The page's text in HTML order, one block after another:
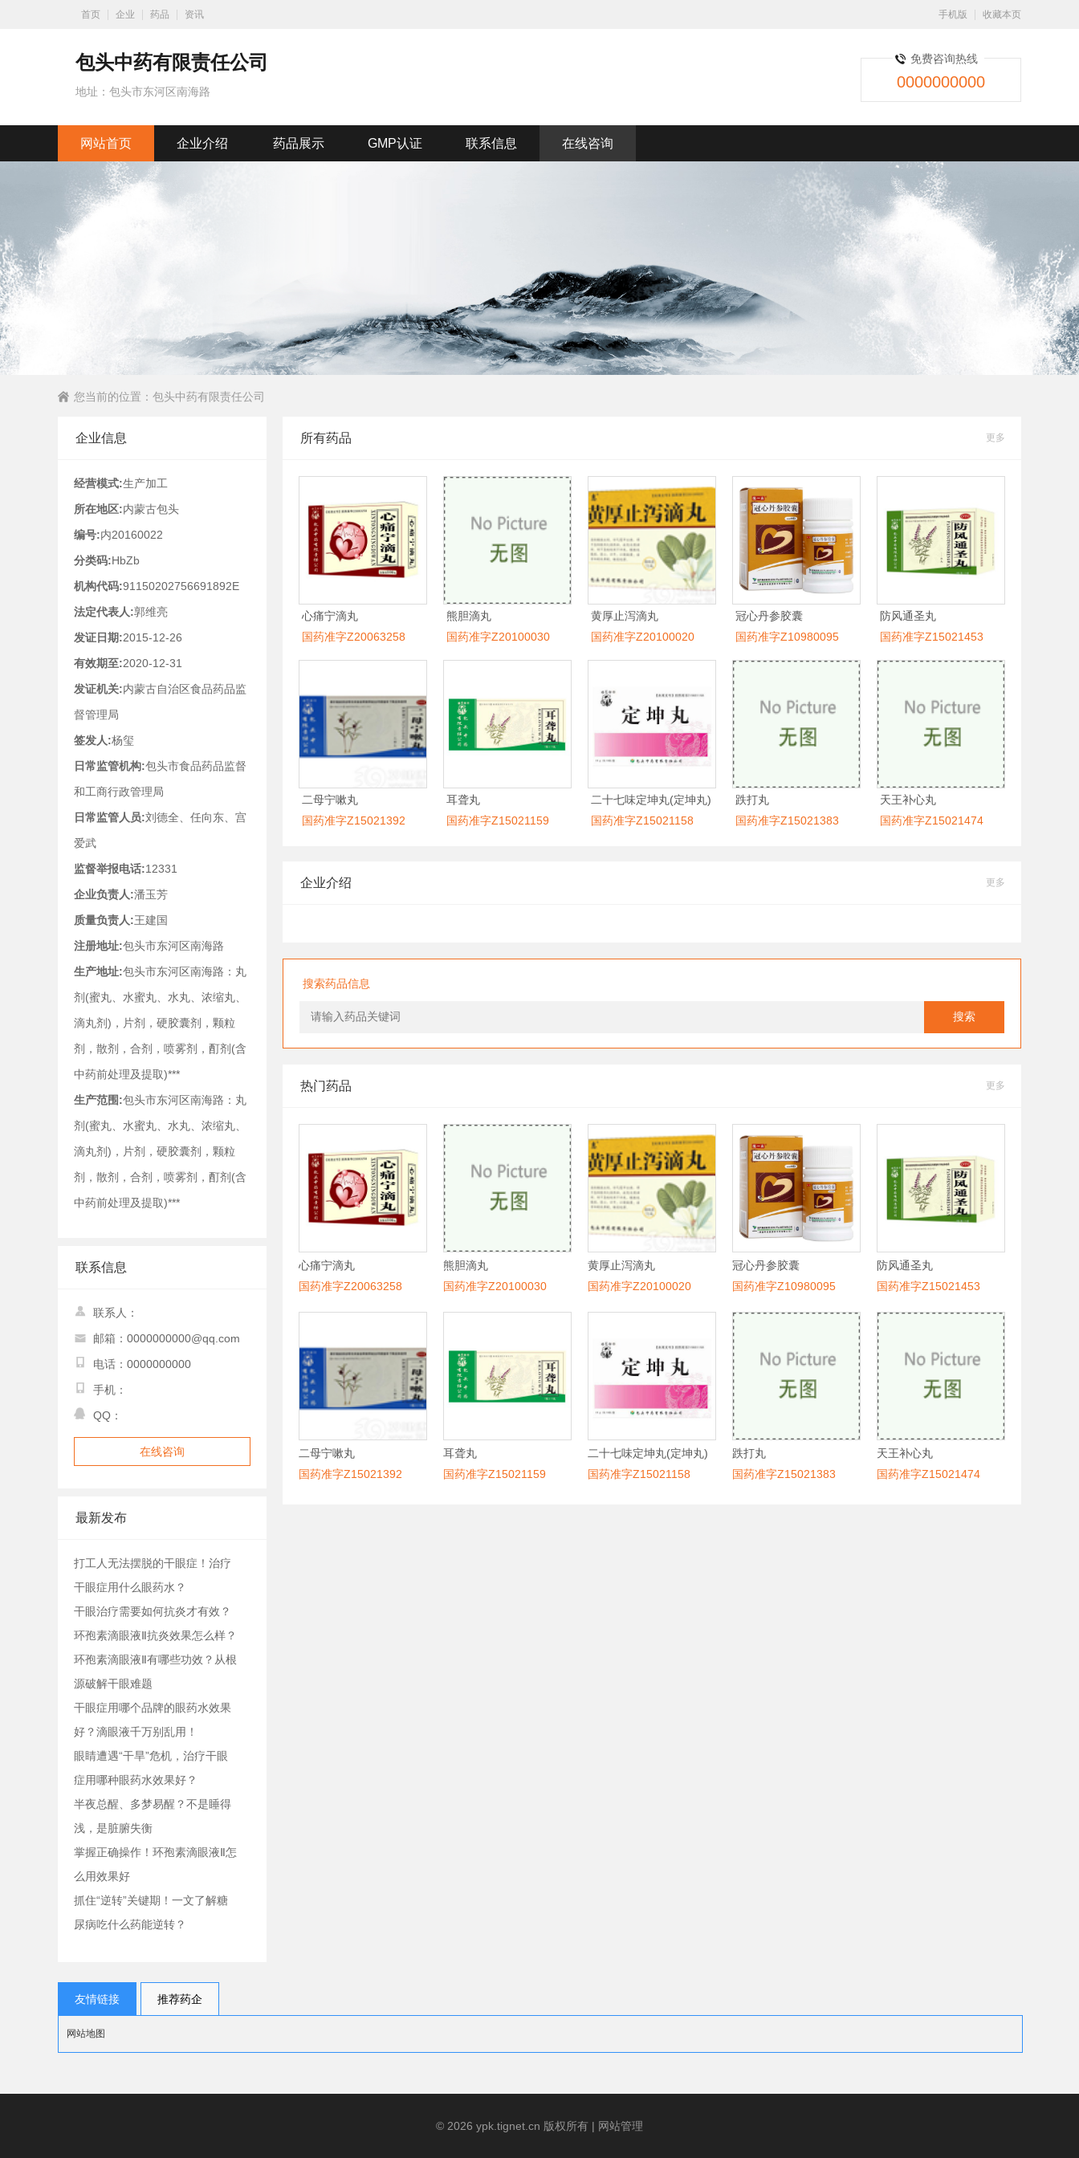
首页 企业 药品 资讯 手机版 收藏本页
包头中药有限责任公司
地址：包头市东河区南海路
免费咨询热线
0000000000
网站首页 企业介绍 药品展示 GMP认证 联系信息 在线咨询
您当前的位置： 包头中药有限责任公司
所有药品 更多
心痛宁滴丸
国药准字Z20063258
熊胆滴丸
国药准字Z20100030
黄厚止泻滴丸
国药准字Z20100020
冠心丹参胶囊
国药准字Z10980095
防风通圣丸
国药准字Z15021453
二母宁嗽丸
国药准字Z15021392
耳聋丸
国药准字Z15021159
二十七味定坤丸(定坤丸)
国药准字Z15021158
跌打丸
国药准字Z15021383
天王补心丸
国药准字Z15021474
企业介绍 更多
搜索药品信息
搜索
热门药品 更多
心痛宁滴丸
国药准字Z20063258
熊胆滴丸
国药准字Z20100030
黄厚止泻滴丸
国药准字Z20100020
冠心丹参胶囊
国药准字Z10980095
防风通圣丸
国药准字Z15021453
二母宁嗽丸
国药准字Z15021392
耳聋丸
国药准字Z15021159
二十七味定坤丸(定坤丸)
国药准字Z15021158
跌打丸
国药准字Z15021383
天王补心丸
国药准字Z15021474
企业信息
经营模式:生产加工
所在地区:内蒙古包头
编号:内20160022
分类码:HbZb
机构代码:91150202756691892E
法定代表人:郭维亮
发证日期:2015-12-26
有效期至:2020-12-31
发证机关:内蒙古自治区食品药品监
督管理局
签发人:杨玺
日常监管机构:包头市食品药品监督
和工商行政管理局
日常监管人员:刘德全、任向东、宫
爱武
监督举报电话:12331
企业负责人:潘玉芳
质量负责人:王建国
注册地址:包头市东河区南海路
生产地址:包头市东河区南海路：丸
剂(蜜丸、水蜜丸、水丸、浓缩丸、
滴丸剂)，片剂，硬胶囊剂，颗粒
剂，散剂，合剂，喷雾剂，酊剂(含
中药前处理及提取)***
生产范围:包头市东河区南海路：丸
剂(蜜丸、水蜜丸、水丸、浓缩丸、
滴丸剂)，片剂，硬胶囊剂，颗粒
剂，散剂，合剂，喷雾剂，酊剂(含
中药前处理及提取)***
联系信息
联系人：
邮箱：0000000000@qq.com
电话：0000000000
手机：
QQ：
在线咨询
最新发布
打工人无法摆脱的干眼症！治疗
干眼症用什么眼药水？
干眼治疗需要如何抗炎才有效？
环孢素滴眼液Ⅱ抗炎效果怎么样？
环孢素滴眼液Ⅱ有哪些功效？从根
源破解干眼难题
干眼症用哪个品牌的眼药水效果
好？滴眼液千万别乱用！
眼睛遭遇“干旱”危机，治疗干眼
症用哪种眼药水效果好？
半夜总醒、多梦易醒？不是睡得
浅，是脏腑失衡
掌握正确操作！环孢素滴眼液Ⅱ怎
么用效果好
抓住“逆转”关键期！一文了解糖
尿病吃什么药能逆转？
友情链接 推荐药企
网站地图
© 2026 ypk.tignet.cn 版权所有 | 网站管理